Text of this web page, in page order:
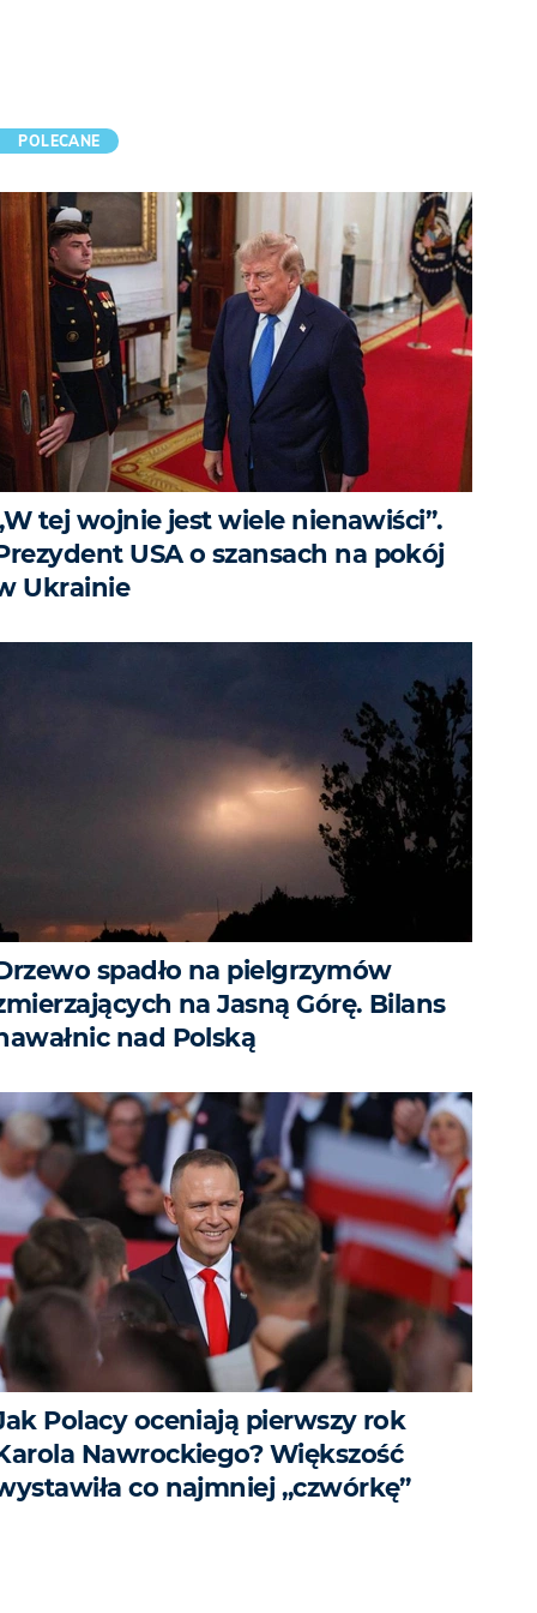
POLECANE
tej wojnie jest wiele nienawiści”.
USA o szansach na pokój
Ukrainie
spadło na pielgrzymów
na Jasną Górę. Bilans
nad Polską
Polacy oceniają pierwszy rok
Nawrockiego? Większość
co najmniej „czwórkę”